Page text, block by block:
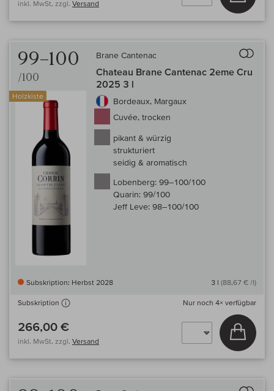
inkl. MwSt, zzgl. Versand
99–100
/100
Holzkiste
Brane Cantenac
Chateau Brane Cantenac 2eme Cru
2025 3 l
Bordeaux, Margaux
Cuvée, trocken
pikant & würzig
strukturiert
seidig & aromatisch
Lobenberg: 99–100/100
Quarin: 99/100
Jeff Leve: 98–100/100
Subskription: Herbst 2028 3 l (88,67 € /l)
Subskription Nur noch 4× verfügbar
266,00 €
inkl. MwSt, zzgl. Versand
In